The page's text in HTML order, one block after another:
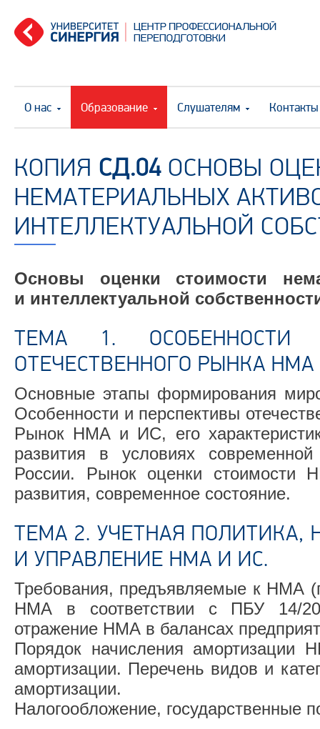
О нас Образование Слушателям Контакты
КОПИЯ СД.04 ОСНОВЫ
НЕМАТЕРИАЛЬНЫХ
ИНТЕЛЛЕКТУАЛЬНОЙ
Основы оценки стоимости
и интеллектуальной
ТЕМА 1. ОСОБЕННОСТИ
ОТЕЧЕСТВЕННОГО РЫНКА НМА
Основные этапы формирования
Особенности и перспективы
Рынок НМА и ИС, его
развития в условиях
России. Рынок оценки
развития, современное состояние.
ТЕМА 2. УЧЕТНАЯ ПОЛИТИКА,
И УПРАВЛЕНИЕ НМА И ИС.
Требования, предъявляемые к НМА
НМА в соответствии с ПБУ 14/
отражение НМА в балансах
Порядок начисления амортизации
амортизации. Перечень видов и
амортизации.
Налогообложение, государственные